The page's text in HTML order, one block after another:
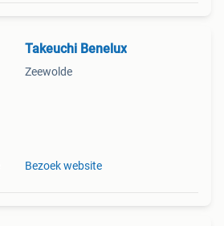
Takeuchi Benelux
Zeewolde
Bezoek website